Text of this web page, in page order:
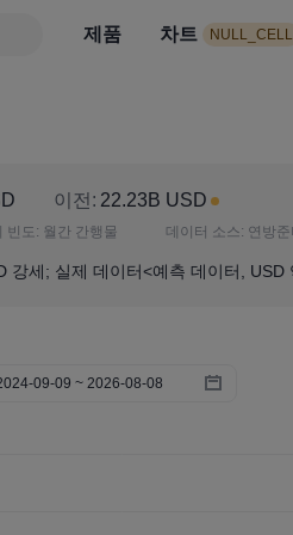
제품 차트 NULL_CELL
NULL_CELL 시장 뉴스
이전: 22.23B USD
빈도: 월간 간행물 데이터 소스: 연방준
세; 실제 데이터<예측 데이터, USD